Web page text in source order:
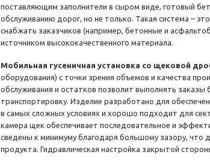
поставляющим заполнители в сыром виде, готовый
обслуживанию дорог, но не только. Такая система –
снабжать заказчиков (например, бетонные и
источником высококачественного материала.
Мобильная гусеничная установка со щековой
оборудования) с точки зрения объемов и качества
обслуживания и остатков позволит выполнять
транспортировку. Изделие разработано для
в самых сложных условиях и хорошо подходит для
камера щек обеспечивает последовательное и
сведены к минимуму благодаря большому зазору,
продукта. Гидравлическая настройка закрытой